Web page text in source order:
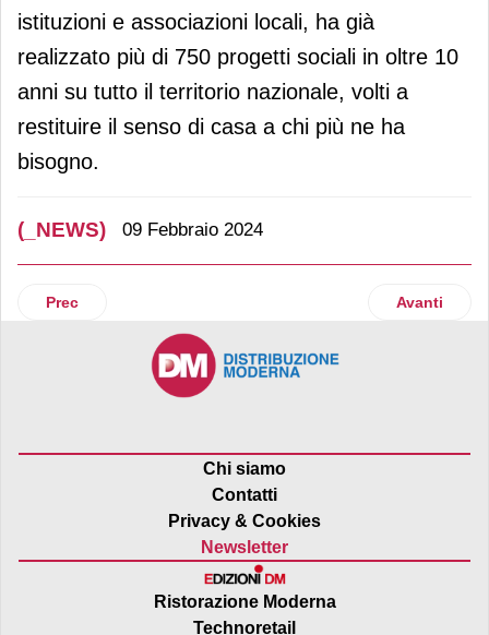
istituzioni e associazioni locali, ha già
realizzato più di 750 progetti sociali in oltre 10
anni su tutto il territorio nazionale, volti a
restituire il senso di casa a chi più ne ha
bisogno.
(_NEWS) 09 Febbraio 2024
Articolo precedente: Lega Coop e Nova Aeg siglano
Prec Articolo
Avanti
Chi siamo
Contatti
Privacy & Cookies
Newsletter
Ristorazione Moderna
Technoretail